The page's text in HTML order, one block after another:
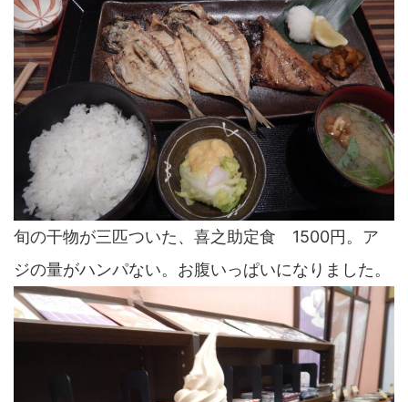
旬の干物が三匹ついた、喜之助定食 1500円。ア
ジの量がハンパない。お腹いっぱいになりました。